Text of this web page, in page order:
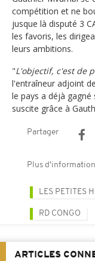
compétition et ne
jusque là disputé 3
les favoris, les
leurs ambitions.
"L'objectif, c'est de
l'entraîneur adjoint
le pays a déjà gagné
suscite grâce à
Partager
Plus
LES PETITES
RD CONGO
ARTICLES